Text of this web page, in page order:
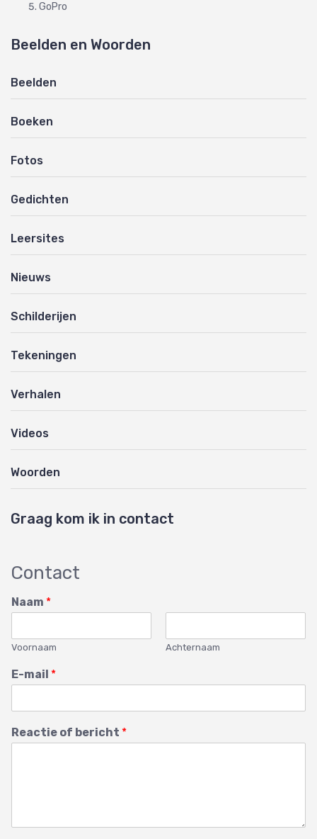
GoPro
Beelden en Woorden
Beelden
Boeken
Fotos
Gedichten
Leersites
Nieuws
Schilderijen
Tekeningen
Verhalen
Videos
Woorden
Graag kom ik in contact
Contact
Naam *
Voornaam Achternaam
E-mail *
Reactie of bericht *